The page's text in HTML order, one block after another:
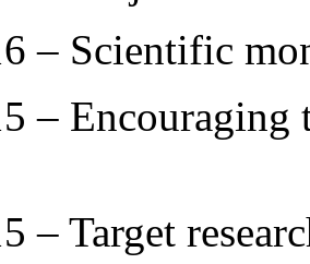
– Scientific
–
– Target